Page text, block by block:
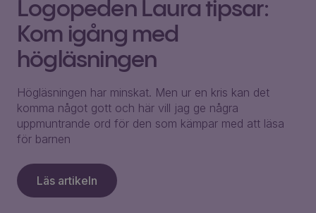
Logopeden Laura tipsar:
Kom igång med
högläsningen
Högläsningen har minskat. Men ur en kris kan det
komma något gott och här vill jag ge några
uppmuntrande ord för den som kämpar med att läsa
för barnen
Läs artikeln